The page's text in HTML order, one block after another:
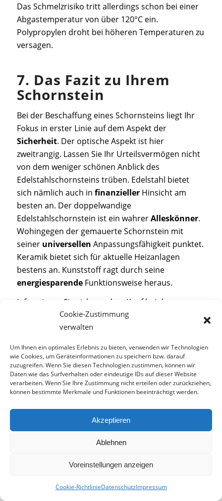
Cookie-Zustimmung
verwalten
Um Ihnen ein optimales Erlebnis zu bieten, verwenden wir Technologien
wie Cookies, um Geräteinformationen zu speichern bzw. darauf
zuzugreifen. Wenn Sie diesen Technologien zustimmen, können wir
Daten wie das Surfverhalten oder eindeutige IDs auf dieser Website
verarbeiten. Wenn Sie Ihre Zustimmung nicht erteilen oder zurückziehen,
können bestimmte Merkmale und Funktionen beeinträchtigt werden.
Akzeptieren
Ablehnen
Voreinstellungen anzeigen
Cookie-RichtlinieDatenschutzImpressum
Das Schmelzrisiko tritt allerdings schon bei einer
Abgastemperatur von über 120°C ein.
Polypropylen droht bei höheren Temperaturen zu
versagen.
7. Das Fazit zu Ihrem
Schornstein
Bei der Beschaffung eines Schornsteins liegt Ihr
Fokus in erster Linie auf dem Aspekt der
Sicherheit. Der optische Aspekt ist hier
zweitrangig. Lassen Sie Ihr Urteilsvermögen nicht
von dem weniger schönen Anblick des
Edelstahlschornsteins trüben. Edelstahl bietet
sich nämlich auch in finanziellerHinsichtam
besten an. Der doppelwandige
Edelstahlschornstein ist ein wahrerAlleskönner.
Wohingegen der gemauerte Schornstein mit
seiner universellen Anpassungsfähigkeitpunktet.
Keramik bietet sich für aktuelle Heizanlagen
bestens an. Kunststoff ragt durch seine
energiesparendeFunktionsweise heraus.
Informieren Sie sich vor dem Kauf bei dem
SchornsteinfegerIhresBezirkes,
Schornstein zur ihrer Feueranlage passt.
Mehr zum Thema Dach
bei Tipp zum Bau